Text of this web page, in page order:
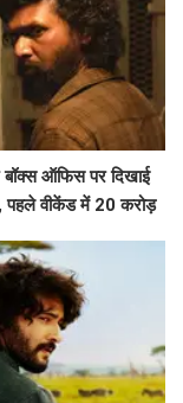
ऑफिस पर दिखाई
पहले वीकेंड में 20 करोड़